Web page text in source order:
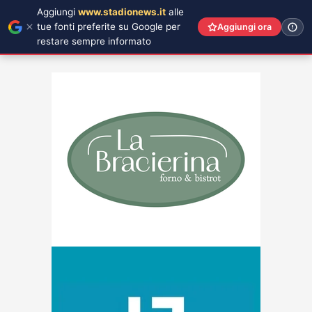
Aggiungi www.stadionews.it alle
tue fonti preferite su Google per
restare sempre informato
Aggiungi ora